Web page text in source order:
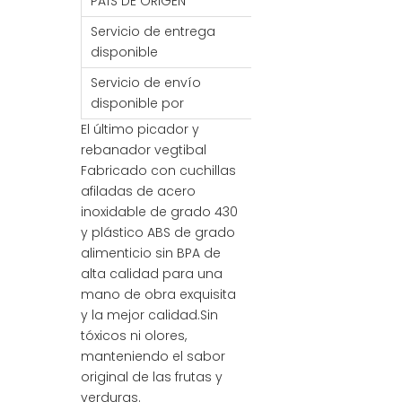
Servicio de entrega
disponible
Servicio de envío
disponible por
El último picador y
rebanador vegtibal
Fabricado con cuchillas
afiladas de acero
inoxidable de grado 430
y plástico ABS de grado
alimenticio sin BPA de
alta calidad para una
mano de obra exquisita
y la mejor calidad.Sin
tóxicos ni olores,
manteniendo el sabor
original de las frutas y
verduras.